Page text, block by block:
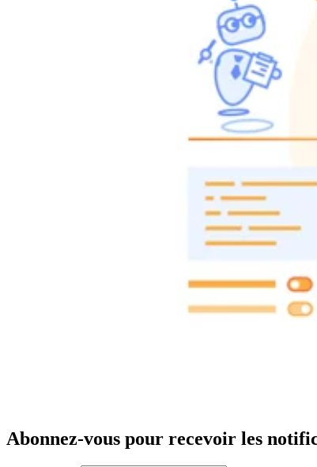
Abonnez-vous pour recevoir les